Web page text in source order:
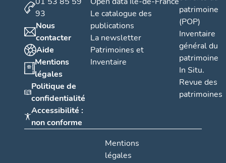
93
Nous
contacter
Aide
Mentions
légales
Politique de
confidentialité
Accessibilité :
non conforme
Le catalogue des
publications
La newsletter
Patrimoines et
Inventaire
patrimoine
(POP)
Inventaire
général du
patrimoine
In Situ.
Revue des
patrimoines
Mentions
légales